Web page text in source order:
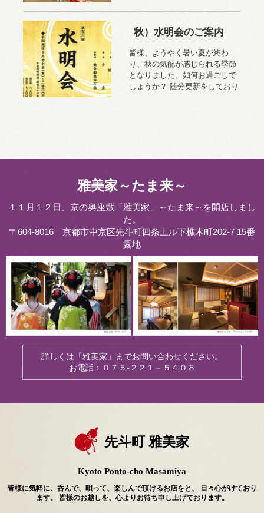
続きを読む
秋）水明会のご案内
皆様、ようやく暑い夏が終わ
り、秋の気配が感じられる季節
となりました。如何お過ごしで
しょうか？ 随分更新をしており
雅美家～たま来～
１１月１２日、京の奥座敷「雅美家」～たま来～を開店しまし
た。
〒604-8016 京都市中京区先斗町四条上ル下樵木町202-7 15番
露地
詳しくは「雅美家」までお問い合わせください。
お電話：０７５-２２１－５４０８
先斗町 雅美家
Kyoto Ponto-cho Masamiya
皆様に気軽に、呑んで、唄って、楽しんで頂けるお店をと、 日々心がけており
ます。 皆様のお越しを、心よりお待ち申し上げております。